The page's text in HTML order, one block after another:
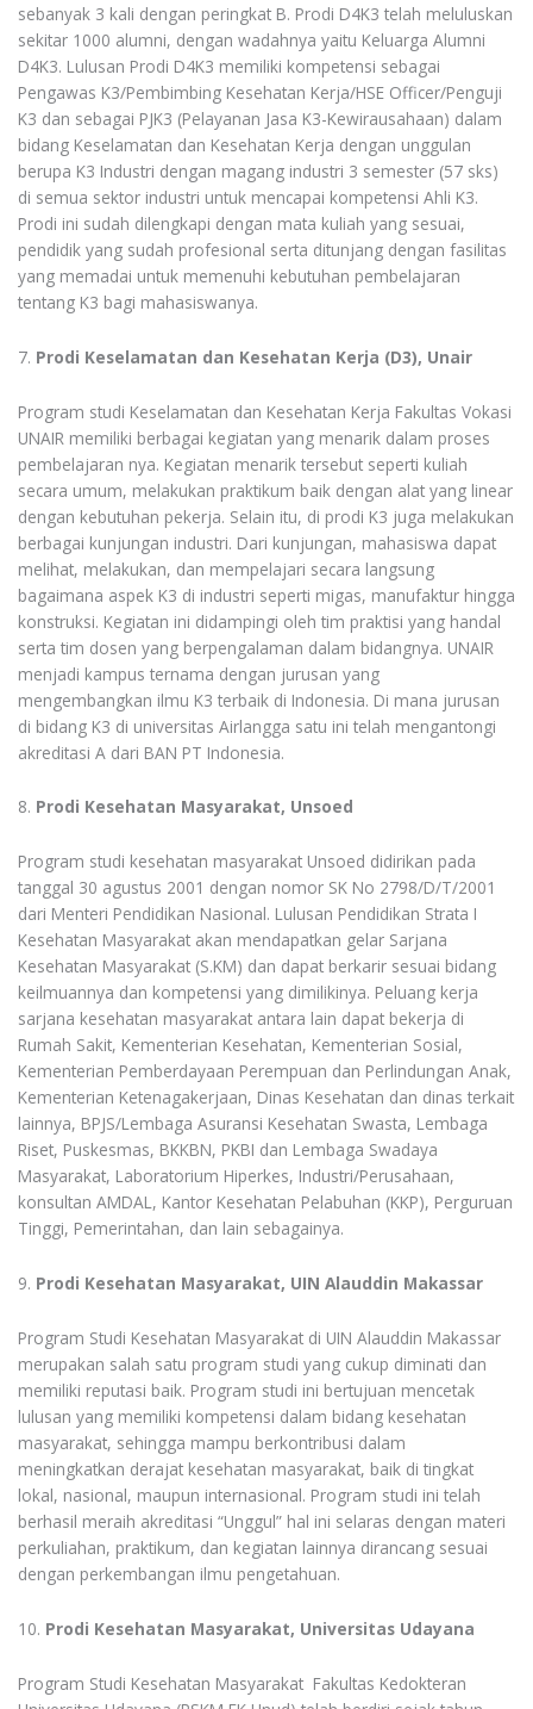
sebanyak 3 kali dengan peringkat B. Prodi D4K3 telah meluluskan
sekitar 1000 alumni, dengan wadahnya yaitu Keluarga Alumni
D4K3. Lulusan Prodi D4K3 memiliki kompetensi sebagai
Pengawas K3/Pembimbing Kesehatan Kerja/HSE Officer/Penguji
K3 dan sebagai PJK3 (Pelayanan Jasa K3-Kewirausahaan) dalam
bidang Keselamatan dan Kesehatan Kerja dengan unggulan
berupa K3 Industri dengan magang industri 3 semester (57 sks)
di semua sektor industri untuk mencapai kompetensi Ahli K3.
Prodi ini sudah dilengkapi dengan mata kuliah yang sesuai,
pendidik yang sudah profesional serta ditunjang dengan fasilitas
yang memadai untuk memenuhi kebutuhan pembelajaran
tentang K3 bagi mahasiswanya.
7. Prodi Keselamatan dan Kesehatan Kerja (D3), Unair
Program studi Keselamatan dan Kesehatan Kerja Fakultas Vokasi
UNAIR memiliki berbagai kegiatan yang menarik dalam proses
pembelajaran nya. Kegiatan menarik tersebut seperti kuliah
secara umum, melakukan praktikum baik dengan alat yang linear
dengan kebutuhan pekerja. Selain itu, di prodi K3 juga melakukan
berbagai kunjungan industri. Dari kunjungan, mahasiswa dapat
melihat, melakukan, dan mempelajari secara langsung
bagaimana aspek K3 di industri seperti migas, manufaktur hingga
konstruksi. Kegiatan ini didampingi oleh tim praktisi yang handal
serta tim dosen yang berpengalaman dalam bidangnya. UNAIR
menjadi kampus ternama dengan jurusan yang
mengembangkan ilmu K3 terbaik di Indonesia. Di mana jurusan
di bidang K3 di universitas Airlangga satu ini telah mengantongi
akreditasi A dari BAN PT Indonesia.
8. Prodi Kesehatan Masyarakat, Unsoed
Program studi kesehatan masyarakat Unsoed didirikan pada
tanggal 30 agustus 2001 dengan nomor SK No 2798/D/T/2001
dari Menteri Pendidikan Nasional. Lulusan Pendidikan Strata I
Kesehatan Masyarakat akan mendapatkan gelar Sarjana
Kesehatan Masyarakat (S.KM) dan dapat berkarir sesuai bidang
keilmuannya dan kompetensi yang dimilikinya. Peluang kerja
sarjana kesehatan masyarakat antara lain dapat bekerja di
Rumah Sakit, Kementerian Kesehatan, Kementerian Sosial,
Kementerian Pemberdayaan Perempuan dan Perlindungan Anak,
Kementerian Ketenagakerjaan, Dinas Kesehatan dan dinas terkait
lainnya, BPJS/Lembaga Asuransi Kesehatan Swasta, Lembaga
Riset, Puskesmas, BKKBN, PKBI dan Lembaga Swadaya
Masyarakat, Laboratorium Hiperkes, Industri/Perusahaan,
konsultan AMDAL, Kantor Kesehatan Pelabuhan (KKP), Perguruan
Tinggi, Pemerintahan, dan lain sebagainya.
9. Prodi Kesehatan Masyarakat, UIN Alauddin Makassar
Program Studi Kesehatan Masyarakat di UIN Alauddin Makassar
merupakan salah satu program studi yang cukup diminati dan
memiliki reputasi baik. Program studi ini bertujuan mencetak
lulusan yang memiliki kompetensi dalam bidang kesehatan
masyarakat, sehingga mampu berkontribusi dalam
meningkatkan derajat kesehatan masyarakat, baik di tingkat
lokal, nasional, maupun internasional. Program studi ini telah
berhasil meraih akreditasi “Unggul” hal ini selaras dengan materi
perkuliahan, praktikum, dan kegiatan lainnya dirancang sesuai
dengan perkembangan ilmu pengetahuan.
10. Prodi Kesehatan Masyarakat, Universitas Udayana
Program Studi Kesehatan Masyarakat Fakultas Kedokteran